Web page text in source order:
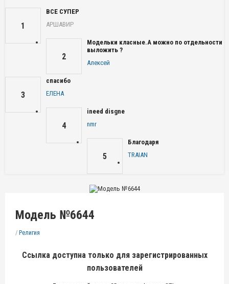
1
ВСЕ СУПЕР
АРШАВИР
2
Модельки класные.А можно по отдельности
выложить ?
Алексей
3
спасибо
ЕЛЕНА
4
ineed disgne
nmr
5
Благодаря
TRAIAN
Модель №6644
/ Религия
Ссылка доступна только для зарегистрированных
пользователей